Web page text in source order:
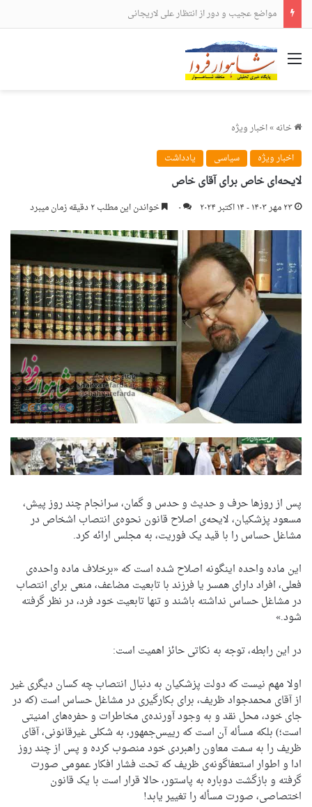
مواضع عجیب و دور از انتظار علی لاریجانی
منو
خانه»اخبار ویژه
اخبار ویژه
سیاسی یادداشت
لایحه‌ای خاص برای آقای خاص
۲۳ مهر ۱۴۰۳ - ۱۴ اکتبر ۲۰۲۴ ۰ خواندن این مطلب ۲ دقیقه زمان میبرد
پس از روزها حرف و حدیث و حدس و گمان، سرانجام چند روز پیش،
مسعود پزشکیان، لایحه‌‌ی اصلاح قانون نحوه‌ی انتصاب اشخاص در
مشاغل حساس را با قید یک فوریت، به مجلس ارائه کرد.
این ماده واحده اینگونه اصلاح شده است که «برخلاف ماده واحده‌ی
فعلی، ‏افراد دارای همسر یا فرزند با تابعیت مضاعف، منعی برای انتصاب
در مشاغل حساس نداشته باشند و تنها تابعیت خود فرد، در نظر گرفته
شود.»
در این رابطه، توجه به نکاتی حائز اهمیت است:
اولا مهم نیست که دولت پزشکیان به دنبال انتصاب چه کسان دیگری غیر
از آقای محمدجواد ظریف، برای بکارگیری در مشاغل حساس است (که در
جای خود، محل نقد و به وجود آورنده‌ی مخاطرات و حفره‌های امنیتی
است؛) بلکه مسأله آن است که رییس‌جمهور، به شکلی غیرقانونی، آقای
ظریف را به سمت معاون راهبردی خود منصوب کرده و پس از چند روز
ادا و اطوار استعفاگونه‌ی ظریف که تحت فشار افکار عمومی صورت
گرفته و بازگشت دوباره به پاستور، حالا قرار است با یک قانون
اختصاصی، صورت مسأله را تغییر یابد!